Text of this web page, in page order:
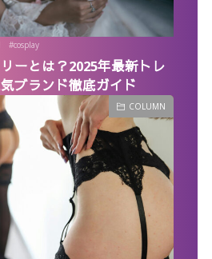
#cosplay
ーとは？2025年最新トレ
ブランド徹底ガイド
COLUMN